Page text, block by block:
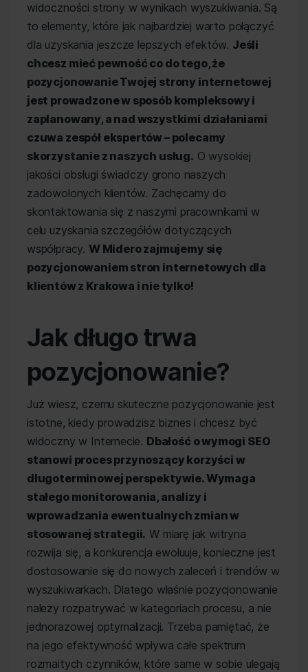
widoczności strony w wynikach wyszukiwania. Są
to elementy, które jak najbardziej warto połączyć
dla uzyskania jeszcze lepszych efektów. Jeśli
chcesz mieć pewność co do tego, że
pozycjonowanie Twojej strony internetowej
jest prowadzone w sposób kompleksowy i
zaplanowany, a nad wszystkimi działaniami
czuwa zespół ekspertów – polecamy
skorzystanie z naszych usług. O wysokiej
jakości obsługi świadczy grono naszych
zadowolonych klientów. Zachęcamy do
skontaktowania się z naszymi pracownikami w
celu uzyskania szczegółów dotyczących
współpracy. W Midero zajmujemy się
pozycjonowaniem stron internetowych dla
klientów z Krakowa i nie tylko!
Jak długo trwa
pozycjonowanie?
Już wiesz, czemu skuteczne pozycjonowanie jest
istotne, kiedy prowadzisz biznes i chcesz być
widoczny w Internecie. Dbałość o wymogi SEO
stanowi proces przynoszący korzyści w
długoterminowej perspektywie. Wymaga
stałego monitorowania, analizy i
wprowadzania ewentualnych zmian w
stosowanej strategii. W miarę jak witryna
rozwija się, a konkurencja ewoluuje, konieczne jest
dostosowanie się do nowych zaleceń i trendów w
wyszukiwarkach. Dlatego właśnie pozycjonowanie
należy rozpatrywać w kategoriach procesu, a nie
jednorazowej optymalizacji. Trzeba pamiętać, że
na jego efektywność wpływa całe spektrum
rozmaitych czynników, które same w sobie ulegają